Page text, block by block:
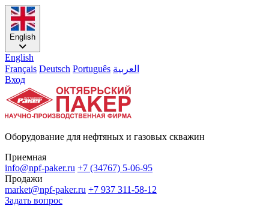
English
English
Français Deutsch Português العربية
Вход
Оборудование для нефтяных и газовых скважин
Приемная
info@npf-paker.ru +7 (34767) 5-06-95
Продажи
market@npf-paker.ru +7 937 311-58-12
Задать вопрос